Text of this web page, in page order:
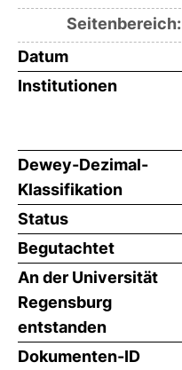
Seitenbereich:
Datum
Institutionen
Dewey-Dezimal-
Klassifikation
Status
Begutachtet
An der Universität
Regensburg
entstanden
Dokumenten-ID